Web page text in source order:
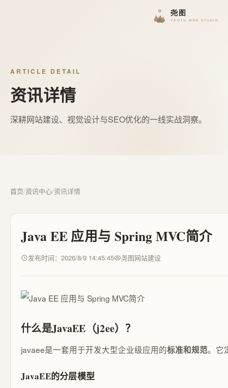
ARTICLE DETAIL
资讯详情
深耕网站建设、视觉设计与SEO优化的一线实战洞察。
首页/资讯中心/资讯详情
Java EE 应用与 Spring MVC简介
发布时间：2026/8/9 14:45:45 尧图网站建设
什么是JavaEE（j2ee）？
javaee是一套用于开发大型企业级应用的标准和规范。它
JavaEE的分层模型